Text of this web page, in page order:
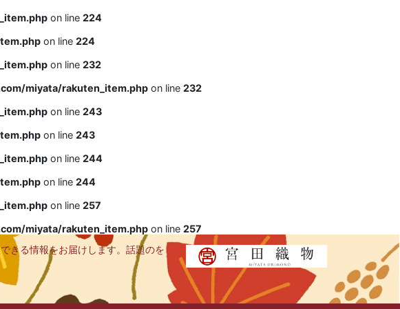
on line 224
on line 224
on line 232
miyata/rakuten_item.php on line 232
on line 243
on line 243
on line 244
on line 244
on line 257
miyata/rakuten_item.php on line 257
きる情報をお届けします。話題のを